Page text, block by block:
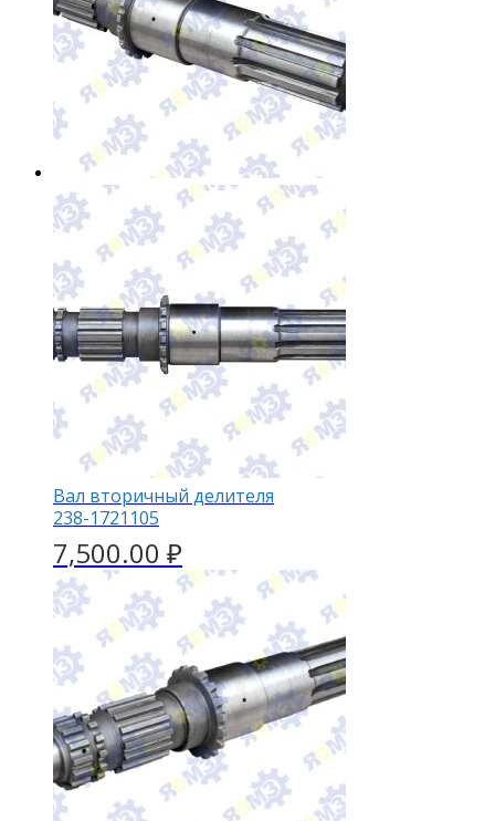
Вал вторичный делителя
238-1721105
7,500.00 ₽